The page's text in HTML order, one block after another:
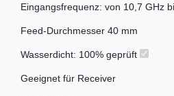
Eingangsfrequenz: von 10,7 GHz
Feed-Durchmesser 40 mm
Wasserdicht: 100% geprüft
Geeignet für Receiver